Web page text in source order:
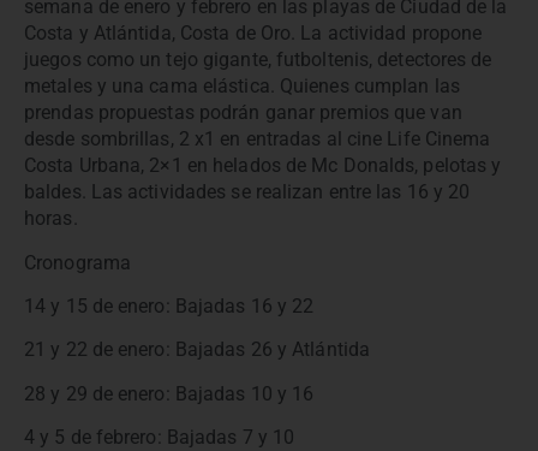
semana de enero y febrero en las playas de Ciudad de la
Costa y Atlántida, Costa de Oro. La actividad propone
juegos como un tejo gigante, futboltenis, detectores de
metales y una cama elástica. Quienes cumplan las
prendas propuestas podrán ganar premios que van
desde sombrillas, 2 x1 en entradas al cine Life Cinema
Costa Urbana, 2×1 en helados de Mc Donalds, pelotas y
baldes. Las actividades se realizan entre las 16 y 20
horas.
Cronograma
14 y 15 de enero: Bajadas 16 y 22
21 y 22 de enero: Bajadas 26 y Atlántida
28 y 29 de enero: Bajadas 10 y 16
4 y 5 de febrero: Bajadas 7 y 10